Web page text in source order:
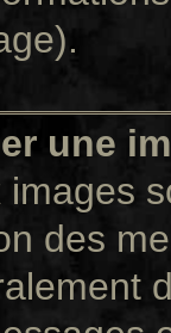
une
des